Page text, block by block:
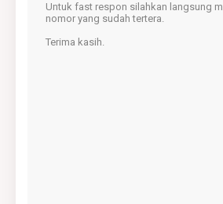
Untuk fast respon silahkan langsung
nomor yang sudah tertera.
Terima kasih.